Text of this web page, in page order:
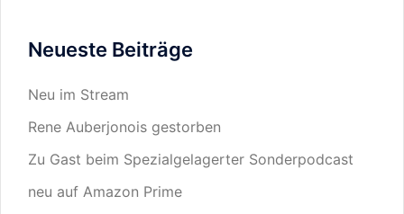
Neueste Beiträge
Neu im Stream
Rene Auberjonois gestorben
Zu Gast beim Spezialgelagerter Sonderpodcast
neu auf Amazon Prime